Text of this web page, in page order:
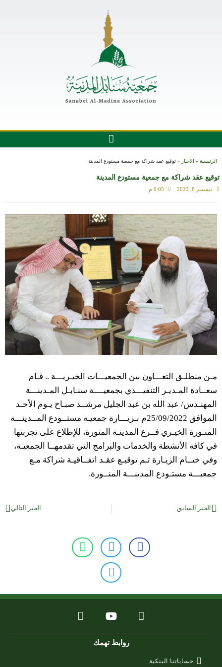
الرئيسية» الأخبار » توقيع عقد شراكة مع جمعية مستودع المدينة
توقيع عقد شراكة مع جمعية مستودع المدينة
ديسمبر 8, 2022 6:05 م
مـن منطلـق التعـــاون بين الجمعيـــات الخيـريـــة .. قـام
سعــادة المـديـر التنفيـــذي بجمعيــــة سنـابـل المـدينـــة
المهنـدس/ عبد الله بن عبد الجليل مرشــد صبـاح يـوم الأحـد
الموافق 25/09/2022م بـزيـــارة جمعيـة مستــودع المــدينـــة
المنـورة الخيـري فــرع المدينـة المنورة، للإطلاع على تجربتها
في كافة الأنشطة والخدمات والبرامج التي تقدمهــا الجمعيـة،
وفي ختــام الزيـارة تـم توقيـع عقـد اتفــاقيـة شراكة مـع
جمعيـــة مستـودع المدينـــة المنــورة.
الخبر السابق الخبر التالي
روابط تهمك
حساباتنا البنكية